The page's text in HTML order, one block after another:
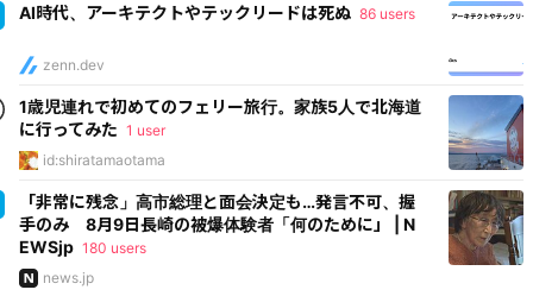
AI時代、アーキテクトやテックリードは死ぬ 86 users
zenn.dev
1歳児連れで初めてのフェリー旅行。家族5人で北海道
に行ってみた 1 user
id:shiratamaotama
「非常に残念」高市総理と面会決定も…発言不可、握
手のみ 8月9日長崎の被爆体験者「何のために」 | N
EWSjp 180 users
news.jp